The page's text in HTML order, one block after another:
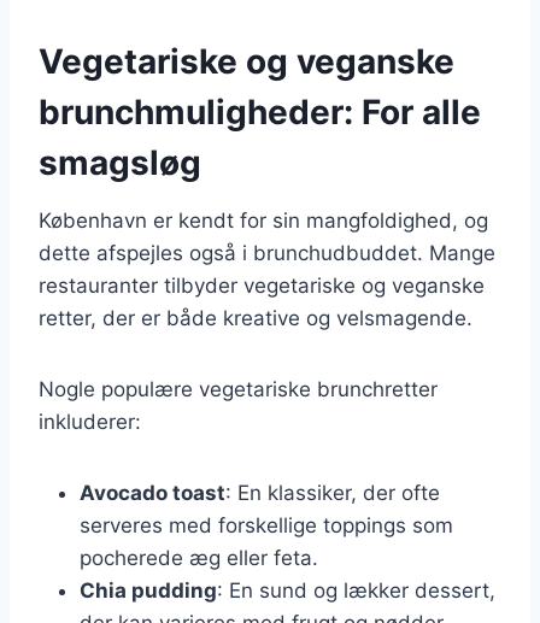
Vegetariske og veganske
brunchmuligheder: For alle
smagsløg
København er kendt for sin mangfoldighed, og
dette afspejles også i brunchudbuddet. Mange
restauranter tilbyder vegetariske og veganske
retter, der er både kreative og velsmagende.
Nogle populære vegetariske brunchretter
inkluderer:
Avocado toast: En klassiker, der ofte
serveres med forskellige toppings som
pocherede æg eller feta.
Chia pudding: En sund og lækker dessert,